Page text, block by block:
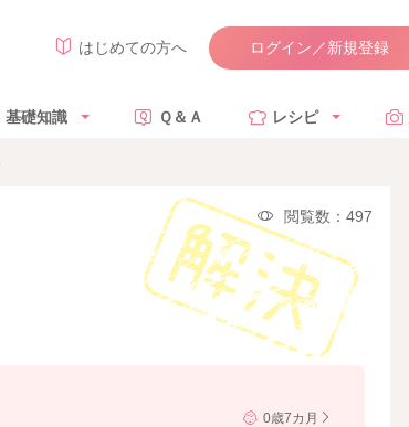
はじめての方へ ログイン／新規登録
基礎知識 Ｑ＆Ａ レシピ
閲覧数：497
0歳7カ月